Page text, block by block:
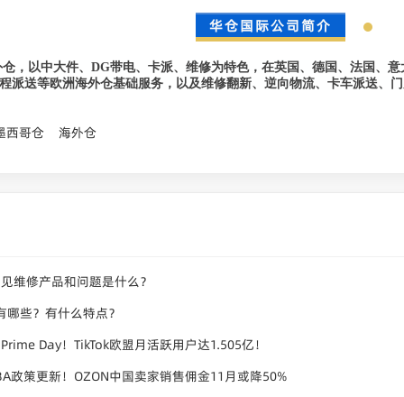
华仓国际公司简介
，以中大件、 DG带电、卡派、维修为特色，在英国、德国、法国、
派送等欧洲海外仓基础服务，以及维修翻新、 逆向物流、卡车派送、
西哥仓 海外仓
维修产品和问题是什么？
些？有什么特点？
Day！TikTok欧盟月活跃用户达1.505亿！
政策更新！OZON中国卖家销售佣金11月或降50%